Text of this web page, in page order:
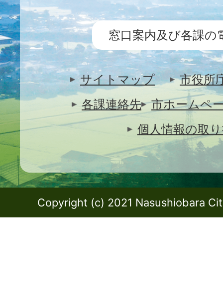
窓口案内及び各課の
サイトマップ
市役所
各課連絡先
市ホームペ
個人情報の取
Copyright (c) 2021 Nasushiobara